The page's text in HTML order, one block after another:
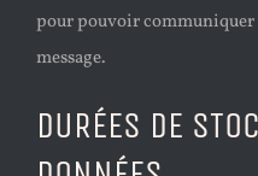
pour pouvoir communiquer
message.
DURÉES DE